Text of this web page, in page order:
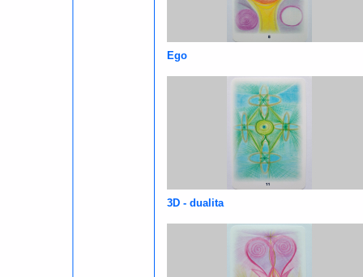
Ego
3D - dualita